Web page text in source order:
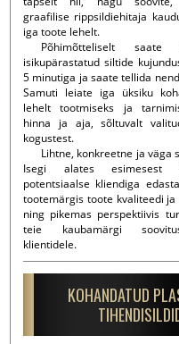
graafilise rippsildiehitaja
iga toote lehelt.
Põhimõtteliselt
isikupärastatud siltide
5 minutiga ja saate tellida
Samuti leiate iga üksiku
lehelt tootmiseks ja
hinna ja aja, sõltuvalt
kogustest.
Lihtne, konkreetne ja väga
Isegi alates esimesest
potentsiaalse kliendiga
tootemärgis toote kvaliteedi ja
ning pikemas perspektiivis
teie kaubamärgi
klientidele.
KOHANDATUD